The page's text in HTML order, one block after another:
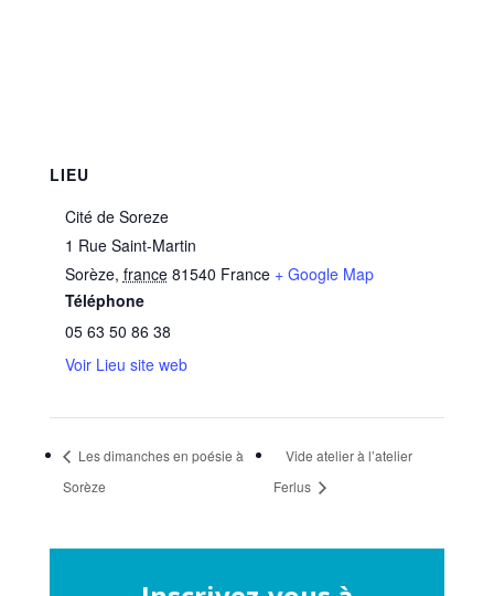
LIEU
Cité de Soreze
1 Rue Saint-Martin
Sorèze, france 81540 France + Google Map
Téléphone
05 63 50 86 38
Voir Lieu site web
Les dimanches en poésie à
Sorèze
Vide atelier à l’atelier
Ferlus